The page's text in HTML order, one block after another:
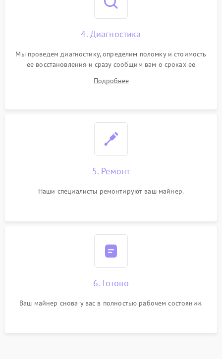
4. Диагностика
Мы проведем диагностику, определим поломку и стоимость
ее восстановления и сразу сообщим вам о сроках ее
Подробнее
5. Ремонт
Наши специалисты ремонтируют ваш майнер.
6. Готово
Ваш майнер снова у вас в полностью рабочем состоянии.